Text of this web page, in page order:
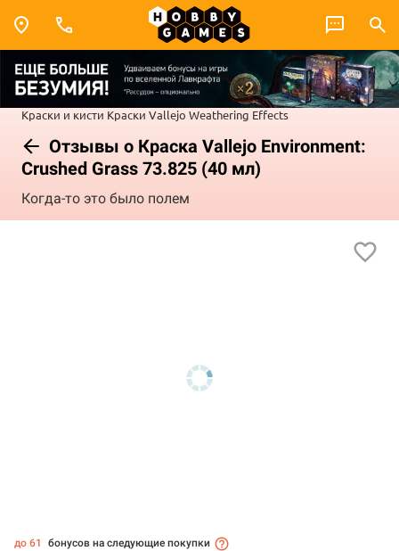
Краски и кисти Краски Vallejo Weathering Effects
Отзывы о Краска Vallejo Environment:
Crushed Grass 73.825 (40 мл)
Когда-то это было полем
до 61 бонусов на следующие покупки